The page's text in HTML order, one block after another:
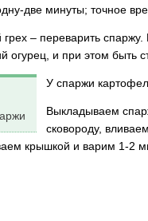
две минуты; точное
– переварить
огурец, и при этом быть
У спаржи
Выкладываем
сковороду,
крышкой и варим 1-2